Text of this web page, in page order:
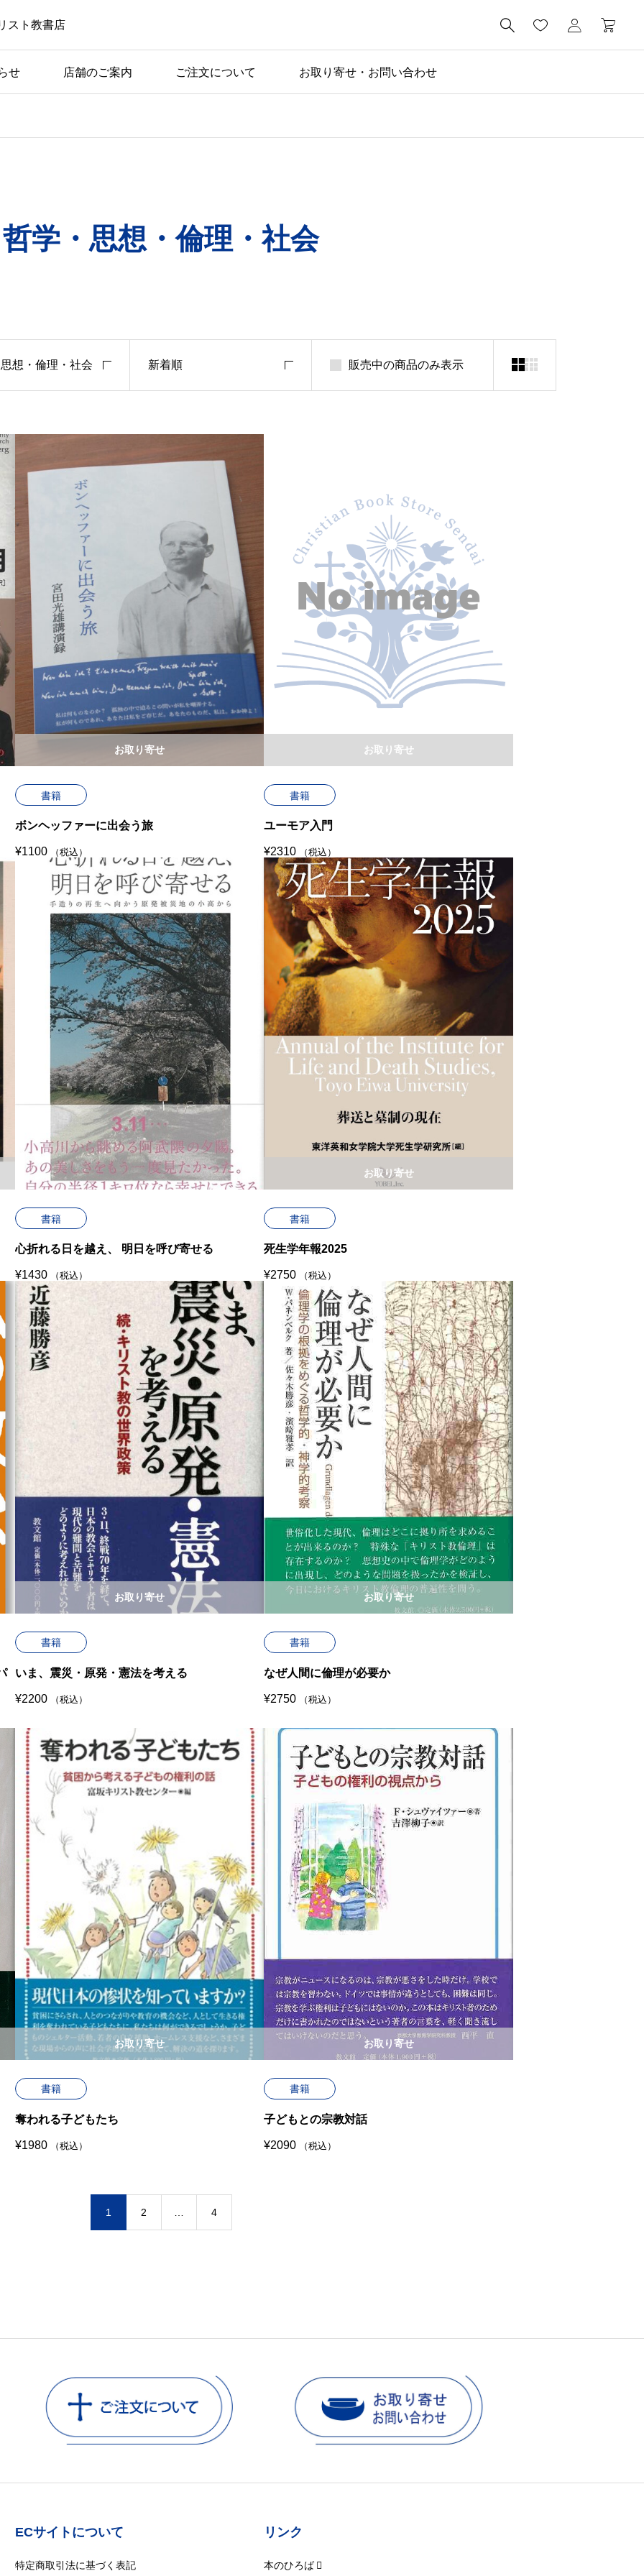
スト教書店 
せ 店舗のご案内 ご注文について お取り寄せ・お問い合わせ
哲学・思想・倫理・社会
想・倫理・社会 新着順 販売中の商品のみ表示 
書籍
ボンヘッファーに出会う旅
¥1100 （税込）
お取り寄せ
書籍
ユーモア入門
¥2310 （税込）
お取り寄せ
書籍
心折れる日を越え、 明日を呼び寄せる
¥1430 （税込）
書籍
死生学年報2025
¥2750 （税込）
お取り寄せ
書籍
いま、震災・原発・憲法を考える
¥2200 （税込）
お取り寄せ
書籍
なぜ人間に倫理が必要か
¥2750 （税込）
お取り寄せ
書籍
奪われる子どもたち
¥1980 （税込）
お取り寄せ
書籍
子どもとの宗教対話
¥2090 （税込）
お取り寄せ
1 2 4
ECサイトについて
特定商取引法に基づく表記
リンク
本のひろば